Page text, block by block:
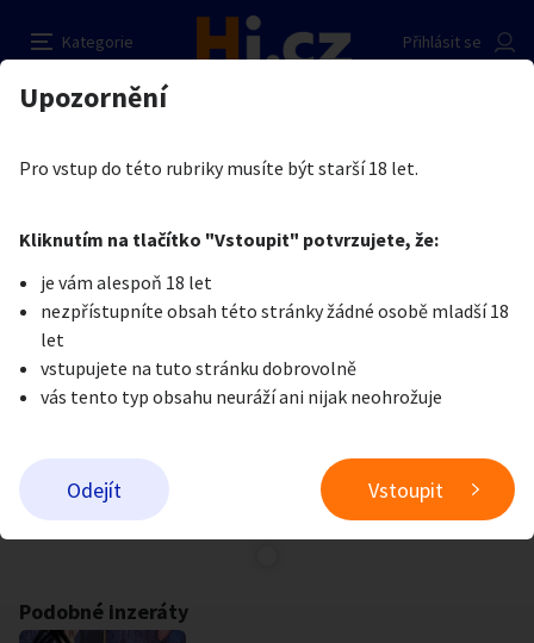
Kategorie
Přihlásit se
Auto-moto
Reality a bydlení Seznamka
Zvířata
Stroje a nářadí PC a elektro Sport a hobby
Sběratelství
Přidat inzerát
Erotika Ostatní a související
Je nám líto, ale tenhle inzerát již není aktuální.
Podobné inzeráty
Sex ve třech
Prodávající
Pošlete uživateli zprávu
Nahlásit inzerát
Upozornění
Pro vstup do této rubriky musíte být starší 18 let.
Kliknutím na tlačítko "Vstoupit" potvrzujete, že:
je vám alespoň 18 let
nezpřístupníte obsah této stránky žádné osobě mladší 18
let
vstupujete na tuto stránku dobrovolně
vás tento typ obsahu neuráží ani nijak neohrožuje
Odejít Vstoupit